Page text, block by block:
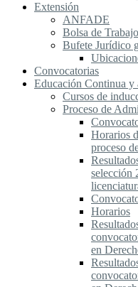
Extensión
ANFADE
Bolsa de Trabajo
Bufete Jurídico
Convocatorias
Educación Continua y
Cursos de
Proceso de
Horarios
proceso
selección
Horarios
en